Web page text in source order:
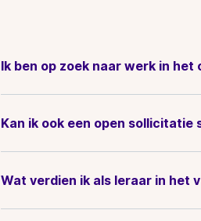
Ik ben op zoek naar werk in het
Kan ik ook een open sollicitatie
Wat verdien ik als leraar in het